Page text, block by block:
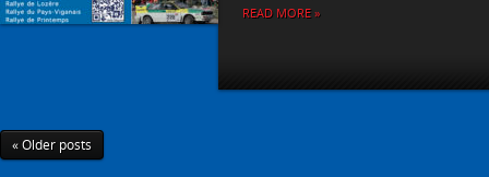
READ MORE »
« Older posts